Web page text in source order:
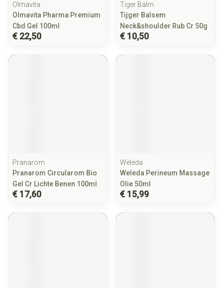
Olmavita
Olmavita Pharma Premium
Cbd Gel 100ml
€ 22,50
Tiger Balm
Tijger Balsem
Neck&shoulder Rub Cr 50g
€ 10,50
Pranarom
Pranarom Circularom Bio
Gel Cr Lichte Benen 100ml
€ 17,60
Weleda
Weleda Perineum Massage
Olie 50ml
€ 15,99